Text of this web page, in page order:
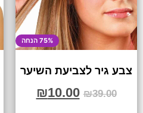
75% הנחה
צבע גיר לצביעת השיער
₪39.00
₪10.00